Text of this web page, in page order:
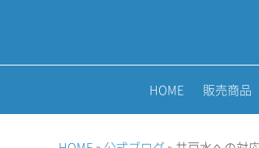
HOME 販売商品